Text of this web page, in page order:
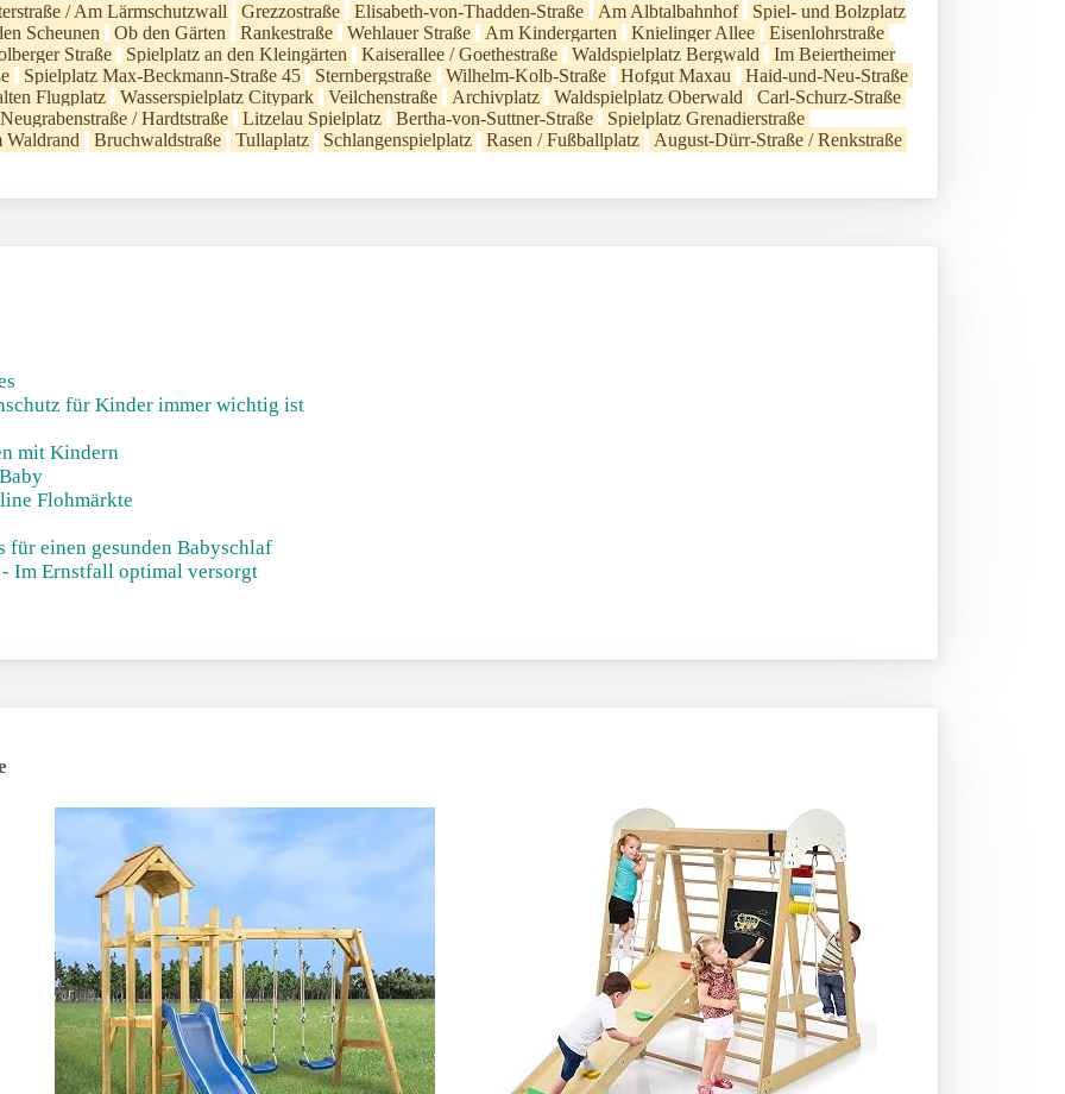
/ Am Lärmschutzwall Grezzostraße Elisabeth-von-Thadden-Straße Am Albtalbahnhof
Spiel- und Bolzplatz
Scheunen
Ob den Gärten Rankestraße Wehlauer Straße Am Kindergarten Knielinger Allee
Eisenlohrstraße
Straße
Spielplatz an den Kleingärten Kaiserallee / Goethestraße Waldspielplatz Bergwald
Im Beiertheimer
Spielplatz Max-Beckmann-Straße 45 Sternbergstraße Wilhelm-Kolb-Straße Hofgut Maxau
Haid-und-Neu-Straße
Flugplatz
Wasserspielplatz Citypark Veilchenstraße Archivplatz Waldspielplatz Oberwald
Carl-Schurz-Straße
/ Hardtstraße
Litzelau Spielplatz Bertha-von-Suttner-Straße
Spielplatz Grenadierstraße
Waldrand
Bruchwaldstraße Tullaplatz Schlangenspielplatz Rasen / Fußballplatz August-Dürr-Straße / Renkstraße
für Kinder immer wichtig ist
mit Kindern
Flohmärkte
für einen gesunden Babyschlaf
Im Ernstfall optimal versorgt